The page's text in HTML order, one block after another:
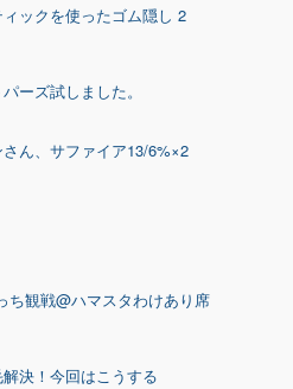
ックを使ったゴム隠し 2
ーズ試しました。
ん、サファイア13/6%×2
ち観戦@ハマスタわけあり席
決！今回はこうする